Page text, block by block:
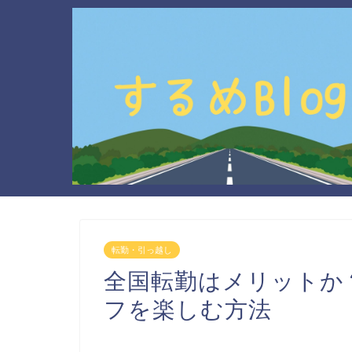
転勤・引っ越し
全国転勤はメリット
フを楽しむ方法